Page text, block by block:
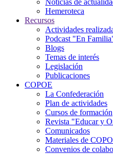
Noticias de
Hemeroteca
Recursos
Actividades
Podcast "En
Blogs
Temas de interés
Legislación
Publicaciones
COPOE
La Confederación
Plan de actividades
Cursos de formación
Revista "Educar y
Comunicados
Materiales de
Convenios de